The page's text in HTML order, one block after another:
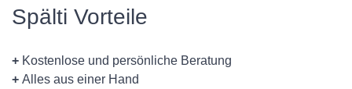
Spälti Vorteile
+ Kostenlose und persönliche Beratung
+ Alles aus einer Hand